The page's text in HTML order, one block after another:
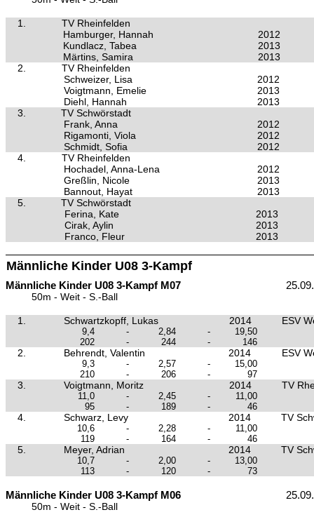
1.
TV Rheinfelden
Hamburger, Hannah
2012
Kundlacz, Tabea
2013
Märtins, Samira
2013
2.
TV Rheinfelden
Schweizer, Lisa
2012
Voigtmann, Emelie
2013
Diehl, Hannah
2013
3.
TV Schwörstadt
Frank, Anna
2012
Rigamonti, Viola
2012
Schmidt, Sofia
2012
4.
TV Rheinfelden
Hochadel, Anna-Lena
2012
Greßlin, Nicole
2013
Bannout, Hayat
2013
5.
TV Schwörstadt
Ferina, Kate
2013
Cirak, Aylin
2013
Franco, Fleur
2013
Männliche Kinder U08 3-Kampf
Männliche Kinder U08 3-Kampf M07
50m - Weit - S.-Ball
1. Schwartzkopff, Lukas 2014 ESV
9,4 - 2,84 -
19,50
202
- 244 - 146
2. Behrendt, Valentin 2014 ESV
9,3 - 2,57 -
15,00
210
- 206 - 97
3. Voigtmann, Moritz 2014 TV
11,0 - 2,45 -
11,00
95
- 189 - 46
4. Schwarz, Levy 2014 TV
10,6 - 2,28 -
11,00
119
- 164 - 46
5. Meyer, Adrian 2014 TV
10,7 - 2,00 -
13,00
113
- 120 - 73
Männliche Kinder U08 3-Kampf M06
50m - Weit - S.-Ball